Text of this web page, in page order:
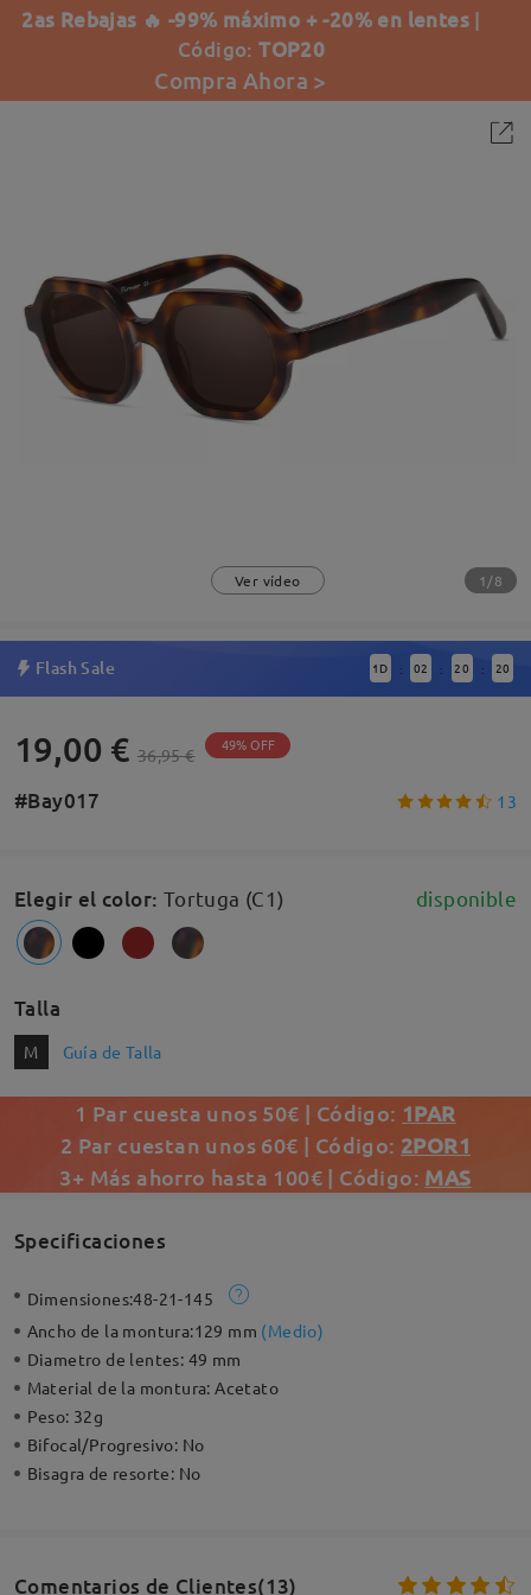
2as Rebajas 🔥 -99% máximo + -20% en lentes |
Código:TOP20
Compra Ahora >
Ver vídeo 1/8
Flash Sale 1 D : 02 : 20 : 20
19,00 € 36,95 € 49% OFF
#Bay017 13
Elegir el color: Tortuga (C1) disponible
Talla
M Guía de Talla
1 Par cuesta unos 50€ | Código: 1PAR
2 Par cuestan unos 60€ | Código: 2POR1
3+ Más ahorro hasta 100€ | Código: MAS
Specificaciones
Dimensiones:48-21-145
Ancho de la montura:129 mm (Medio)
Diametro de lentes: 49 mm
Material de la montura:Acetato
Peso: 32g
Bifocal/Progresivo: No
Bisagra de resorte: No
Comentarios de Clientes(13)